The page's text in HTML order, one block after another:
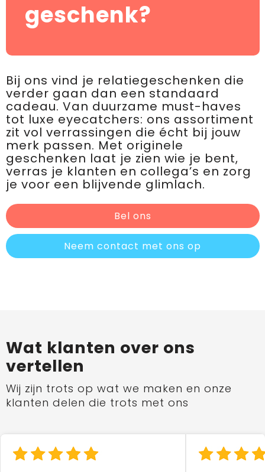
geschenk?
Bij ons vind je relatiegeschenken die
verder gaan dan een standaard
cadeau. Van duurzame must-haves
tot luxe eyecatchers: ons assortiment
zit vol verrassingen die écht bij jouw
merk passen. Met originele
geschenken laat je zien wie je bent,
verras je klanten en collega’s en zorg
je voor een blijvende glimlach.
Bel ons
Neem contact met ons op
Wat klanten over ons
vertellen
Wij zijn trots op wat we maken en onze
klanten delen die trots met ons